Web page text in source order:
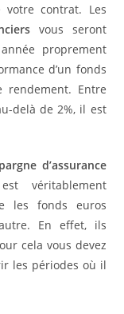
votre contrat. Les
vous seront
proprement
d’un fonds
rendement. Entre
delà de 2%, il est
d’assurance
véritablement
les fonds euros
En effet, ils
cela vous devez
les périodes où il